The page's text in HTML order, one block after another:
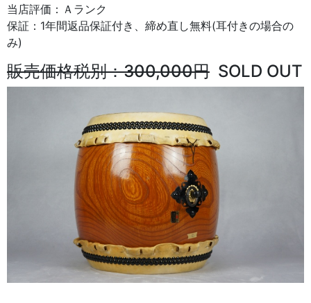
当店評価：Ａランク
保証：1年間返品保証付き、締め直し無料(耳付きの場合の
み)
販売価格税別：300,000円 SOLD OUT